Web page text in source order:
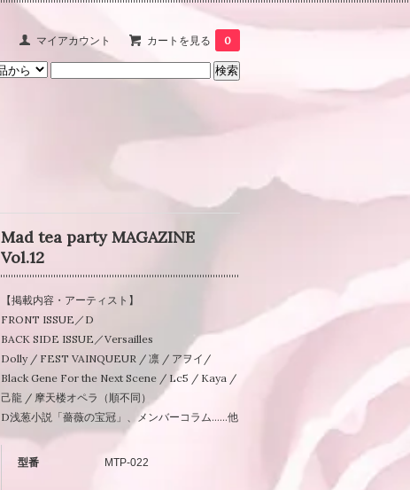
マイアカウント カートを見る 0
Mad tea party MAGAZINE
Vol.12
【掲載内容・アーティスト】
FRONT ISSUE／D
BACK SIDE ISSUE／Versailles
Dolly / FEST VAINQUEUR / 凛 / アヲイ/
Black Gene For the Next Scene / Lc5 / Kaya /
己龍 / 摩天楼オペラ（順不同）
D浅葱小説「薔薇の宝冠」、メンバーコラム……他
型番 MTP-022